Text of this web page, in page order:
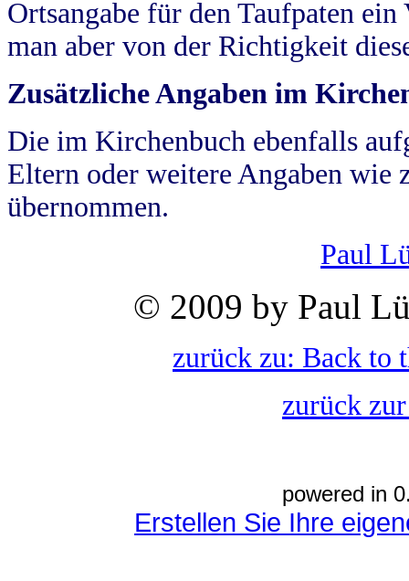
Ortsangabe für den Taufpaten
man aber von der Richtigkeit
Zusätzliche Angaben im
Die im Kirchenbuch ebenfalls
Eltern oder weitere Angaben wie
übernommen.
Paul
© 2009 by Paul
zurück zu: Back to
zurück
powered in
Erstellen Sie Ihre